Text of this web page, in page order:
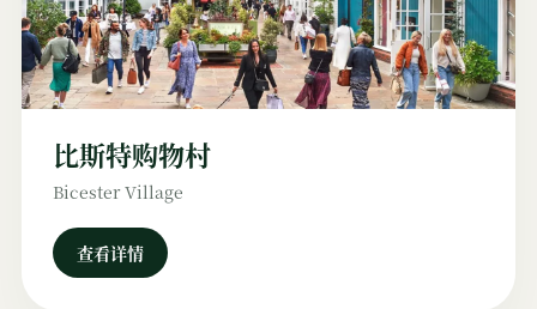
比斯特购物村
Bicester Village
查看详情